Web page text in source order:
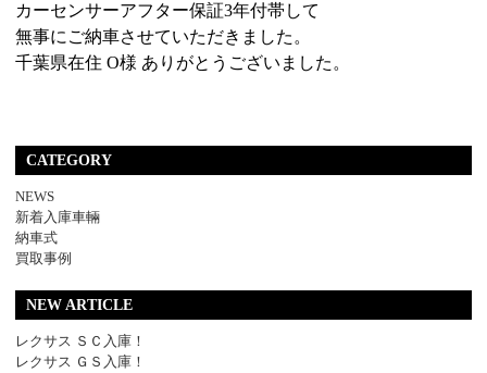
カーセンサーアフター保証3年付帯して
無事にご納車させていただきました。
千葉県在住 O様 ありがとうございました。
CATEGORY
NEWS
新着入庫車輛
納車式
買取事例
NEW ARTICLE
レクサス ＳＣ入庫！
レクサス ＧＳ入庫！